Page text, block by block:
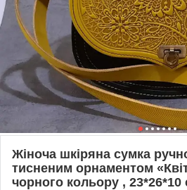
Жіноча шкіряна сумка
тисненим орнаментом
чорного кольору , 23*26*10